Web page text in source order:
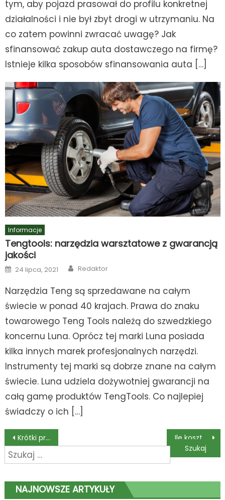
tym, aby pojazd prasował do profilu konkretnej
działalności i nie był zbyt drogi w utrzymaniu. Na
co zatem powinni zwracać uwagę? Jak
sfinansować zakup auta dostawczego na firmę?
Istnieje kilka sposobów sfinansowania auta […]
Informacje
Tengtools: narzędzia warsztatowe z gwarancją
jakości
Posted
on
24 lipca, 2021 Author
Redaktor
Narzędzia Teng są sprzedawane na całym
świecie w ponad 40 krajach. Prawa do znaku
towarowego Teng Tools należą do szwedzkiego
koncernu Luna. Oprócz tej marki Luna posiada
kilka innych marek profesjonalnych narzędzi.
Instrumenty tej marki są dobrze znane na całym
świecie. Luna udziela dożywotniej gwarancji na
całą gamę produktów TengTools. Co najlepiej
świadczy o ich […]
Nawigacja
wpisu
Krótki przegląd najpopularniejszych ubezpieczeń komunikacyjnych
Szukaj:
NAJNOWSZE ARTYKUŁY